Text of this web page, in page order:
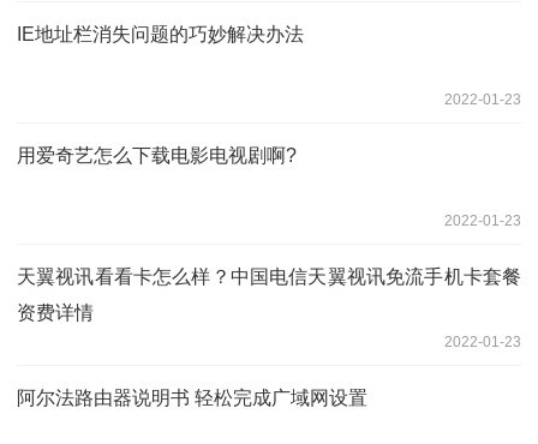
IE地址栏消失问题的巧妙解决办法
2022-01-23
用爱奇艺怎么下载电影电视剧啊?
2022-01-23
天翼视讯看看卡怎么样？中国电信天翼视讯免流手机卡套餐
资费详情
2022-01-23
阿尔法路由器说明书 轻松完成广域网设置